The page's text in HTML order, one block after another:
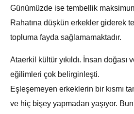
Günümüzde ise tembellik
Rahatına düşkün erkekler giderek
topluma fayda sağlamamaktadır.
Ataerkil kültür yıkıldı. İnsan doğası
eğilimleri çok belirginleşti.
Eşleşemeyen erkeklerin bir kısmı
ve hiç bişey yapmadan yaşıyor.